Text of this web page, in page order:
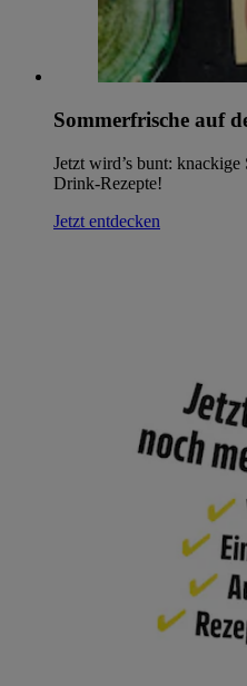
Sommerfrische auf
Jetzt wird’s bunt:
Drink-Rezepte!
Jetzt entdecken